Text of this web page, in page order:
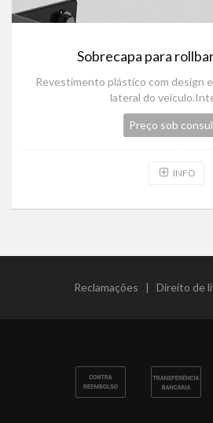
Sobrecapa para
Revestimento plástico com design
lateral do
Preço sob
INFO
Reclamações | Direito de